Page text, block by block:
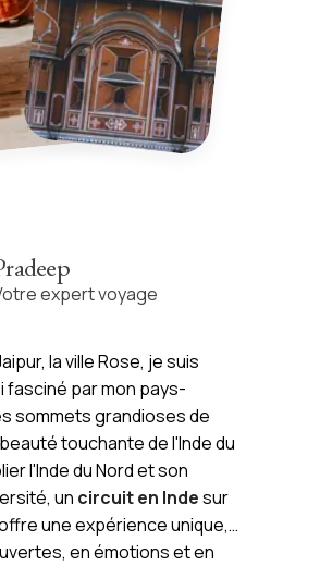
expert voyage
la ville Rose, je suis
fasciné par mon pays-
sommets grandioses de
beauté touchante de l'Inde du
l'Inde du Nord et son
un circuit en Indesur
une expérience unique,
en émotions et en